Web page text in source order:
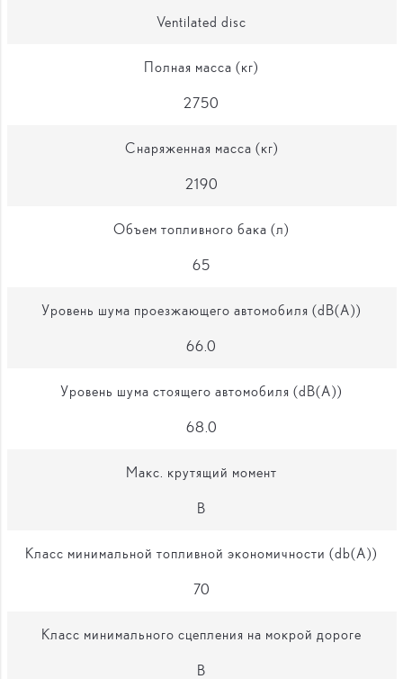
Ventilated disc
Полная масса (кг)
2750
Снаряженная масса (кг)
2190
Объем топливного бака (л)
65
Уровень шума проезжающего автомобиля (dB(A))
66.0
Уровень шума стоящего автомобиля (dB(A))
68.0
Макс. крутящий момент
B
Класс минимальной топливной экономичности (db(A))
70
Класс минимального сцепления на мокрой дороге
B